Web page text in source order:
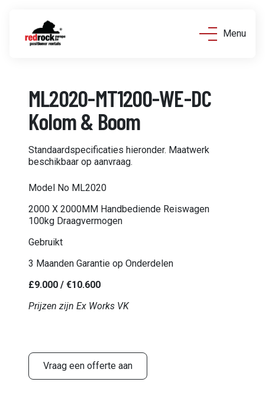
Menu
ML2020-MT1200-WE-DC
Kolom & Boom
Standaardspecificaties hieronder. Maatwerk
beschikbaar op aanvraag.
Model No ML2020
2000 X 2000MM Handbediende Reiswagen
100kg Draagvermogen
Gebruikt
3 Maanden Garantie op Onderdelen
£9.000 / €10.600
Prijzen zijn Ex Works VK
Vraag een offerte aan